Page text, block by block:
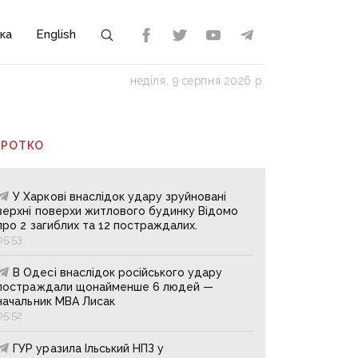
English
неділя, 9 серпня 2026 р.
У Харкові внаслідок удару зруйновані
поверхи житлового будинку Відомо
2 загиблих та 12 постраждалих.
В Одесі внаслідок російського удару
щонайменше 6 людей —
МВА Лисак
ГУР уразила Ільський НПЗ у